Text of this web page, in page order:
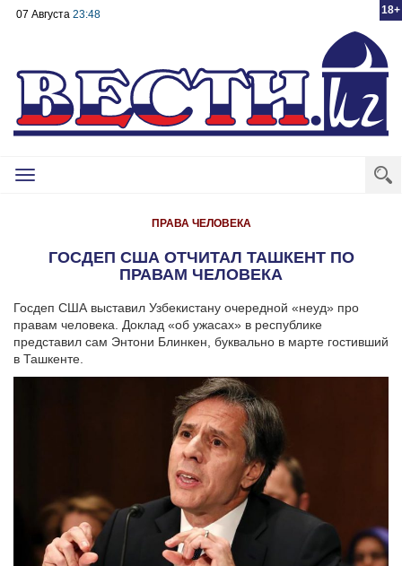
18+
07 Августа 23:48
Toggle
ПРАВА ЧЕЛОВЕКА
ГОСДЕП США ОТЧИТАЛ ТАШКЕНТ ПО
ПРАВАМ ЧЕЛОВЕКА
Госдеп США выставил Узбекистану очередной «неуд» про
правам человека. Доклад «об ужасах» в республике
представил сам Энтони Блинкен, буквально в марте гостивший
в Ташкенте.